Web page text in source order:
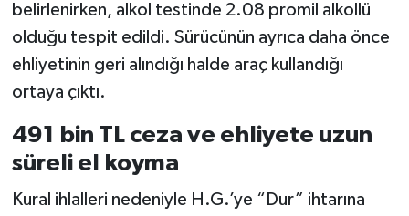
belirlenirken, alkol testinde 2.08 promil alkollü
olduğu tespit edildi. Sürücünün ayrıca daha önce
ehliyetinin geri alındığı halde araç kullandığı
ortaya çıktı.
491 bin TL ceza ve ehliyete uzun
süreli el koyma
Kural ihlalleri nedeniyle H.G.’ye “Dur” ihtarına